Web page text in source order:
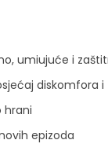
umiujuće i
diskomfora
hrani
epizoda